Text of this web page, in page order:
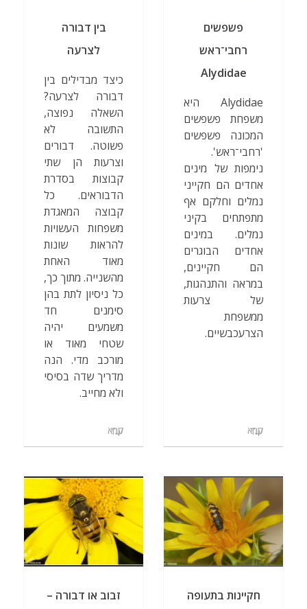
בין דבורה
לצרעה
כיצד מבדילים בין
דבורה לצרעה?
השאלה נפוצה,
התשובה לא
פשוטה. דבורים
וצרעות הן שתי
קבוצות בסדרת
הדבוראים. כל
קבוצה המאגדת
משפחות העשויות
להראות שונות
מאוד האחת
מהשנייה. מתוך כך,
כל ניסיון לתת בהן
סימנים חד
משמעים יהיה
שטחי מאוד או
מורכב מדי. הנה
מדריך שדה בסיסי
ולא מחייב.
קרא עוד
פשפשים
רחבי־ראש
Alydidae
Alydidae היא
משפחת פשפשים
המכונה פשפשים
'רחבי־ראש'.
נימפות של מינים
אחדים הם חקייני
נמלים וחלקם אף
מתפתחים בקיני
נמלים. במינים
אחדים הבוגרים
הם חקיינים,
במראה והתנהגות,
של צרעות
ממשפחת
הצרעכבשיים.
קרא עוד
זבוב או דבורה –
חקיינות בתעופה